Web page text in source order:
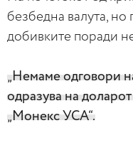
безбедна валута,
добивките поради
„Немаме одговори
одразува на
„Монекс УСА“.